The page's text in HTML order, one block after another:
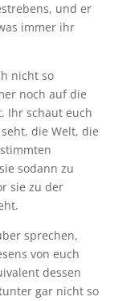
und er
immer ihr
nicht so
noch auf die
Ihr schaut euch
die Welt, die
sodann zu
sie zu der
sprechen,
von euch
dessen
gar nicht so